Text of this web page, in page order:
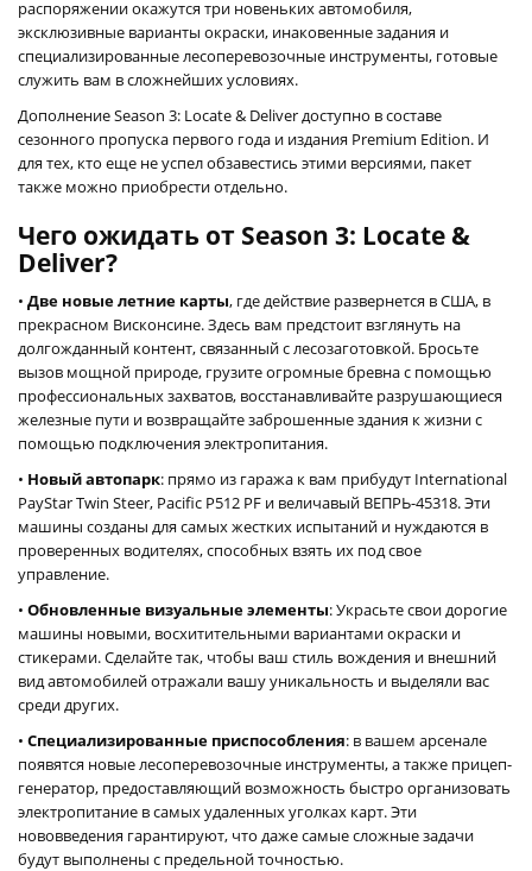
распоряжении окажутся три новеньких автомобиля,
эксклюзивные варианты окраски, инаковенные задания и
специализированные лесоперевозочные инструменты, готовые
служить вам в сложнейших условиях.
Дополнение Season 3: Locate & Deliver доступно в составе
сезонного пропуска первого года и издания Premium Edition. И
для тех, кто еще не успел обзавестись этими версиями, пакет
также можно приобрести отдельно.
Чего ожидать от Season 3: Locate &
Deliver?
• Две новые летние карты, где действие развернется в США, в
прекрасном Висконсине. Здесь вам предстоит взглянуть на
долгожданный контент, связанный с лесозаготовкой. Бросьте
вызов мощной природе, грузите огромные бревна с помощью
профессиональных захватов, восстанавливайте разрушающиеся
железные пути и возвращайте заброшенные здания к жизни с
помощью подключения электропитания.
• Новый автопарк: прямо из гаража к вам прибудут International
PayStar Twin Steer, Pacific P512 PF и величавый ВЕПРЬ-45318. Эти
машины созданы для самых жестких испытаний и нуждаются в
проверенных водителях, способных взять их под свое
управление.
• Обновленные визуальные элементы: Украсьте свои дорогие
машины новыми, восхитительными вариантами окраски и
стикерами. Сделайте так, чтобы ваш стиль вождения и внешний
вид автомобилей отражали вашу уникальность и выделяли вас
среди других.
• Специализированные приспособления: в вашем арсенале
появятся новые лесоперевозочные инструменты, а также прицеп-
генератор, предоставляющий возможность быстро организовать
электропитание в самых удаленных уголках карт. Эти
нововведения гарантируют, что даже самые сложные задачи
будут выполнены с предельной точностью.